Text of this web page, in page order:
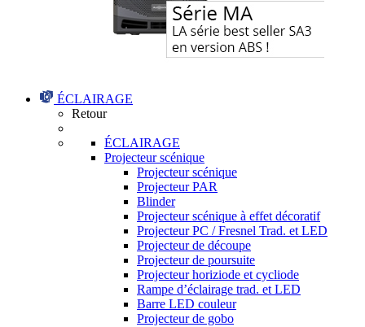
ÉCLAIRAGE
Retour
ÉCLAIRAGE
Projecteur scénique
Projecteur scénique
Projecteur PAR
Blinder
Projecteur scénique à effet décoratif
Projecteur PC / Fresnel Trad. et LED
Projecteur de découpe
Projecteur de poursuite
Projecteur horiziode et cycliode
Rampe d’éclairage trad. et LED
Barre LED couleur
Projecteur de gobo